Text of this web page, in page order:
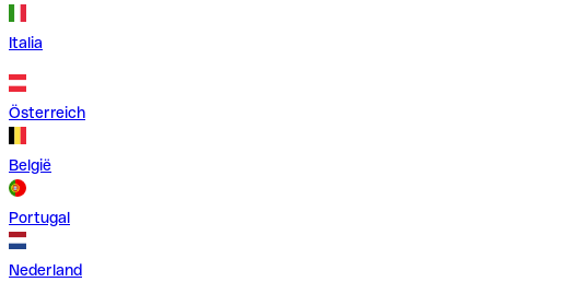
Italia
Österreich
België
Portugal
Nederland